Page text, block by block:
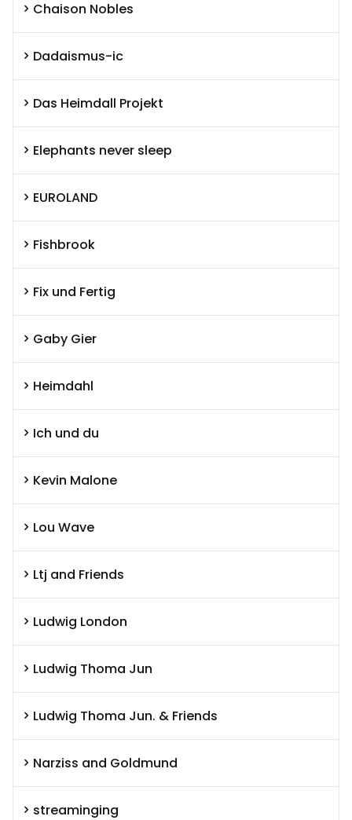
Chaison Nobles
Dadaismus-ic
Das Heimdall Projekt
Elephants never sleep
EUROLAND
Fishbrook
Fix und Fertig
Gaby Gier
Heimdahl
Ich und du
Kevin Malone
Lou Wave
Ltj and Friends
Ludwig London
Ludwig Thoma Jun
Ludwig Thoma Jun. & Friends
Narziss and Goldmund
streaminging